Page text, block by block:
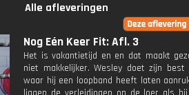
Alle afleveringen
Nog Eén Keer Fit: Afl. 3
Het is vakantietijd en en dat maakt
niet makkelijker. Wesley doet zijn best
waar hij een loopband heeft laten